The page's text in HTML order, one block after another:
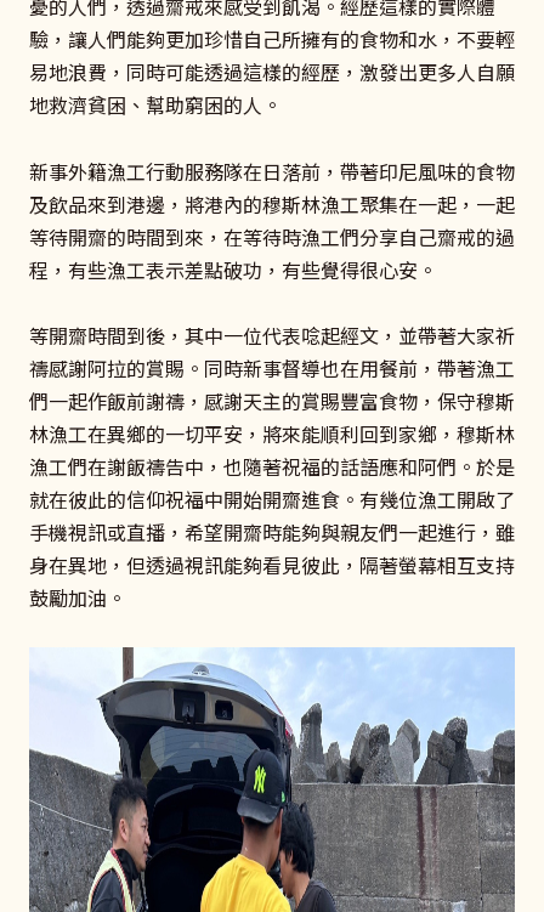
憂的人們，透過齋戒來感受到飢渴。經歷這樣的實際體
驗，讓人們能夠更加珍惜自己所擁有的食物和水，不要輕
易地浪費，同時可能透過這樣的經歷，激發出更多人自願
地救濟貧困、幫助窮困的人。
新事外籍漁工行動服務隊在日落前，帶著印尼風味的食物
及飲品來到港邊，將港內的穆斯林漁工聚集在一起，一起
等待開齋的時間到來，在等待時漁工們分享自己齋戒的過
程，有些漁工表示差點破功，有些覺得很心安。
等開齋時間到後，其中一位代表唸起經文，並帶著大家祈
禱感謝阿拉的賞賜。同時新事督導也在用餐前，帶著漁工
們一起作飯前謝禱，感謝天主的賞賜豐富食物，保守穆斯
林漁工在異鄉的一切平安，將來能順利回到家鄉，穆斯林
漁工們在謝飯禱告中，也隨著祝福的話語應和阿們。於是
就在彼此的信仰祝福中開始開齋進食。有幾位漁工開啟了
手機視訊或直播，希望開齋時能夠與親友們一起進行，雖
身在異地，但透過視訊能夠看見彼此，隔著螢幕相互支持
鼓勵加油。